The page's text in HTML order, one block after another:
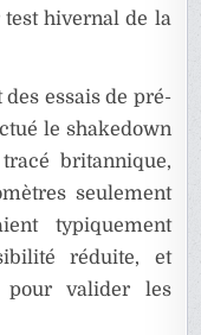
hivernal de la
essais de pré-
le shakedown
britannique,
seulement
typiquement
réduite, et
pour valider les